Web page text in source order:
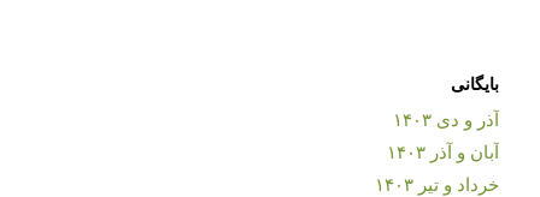
بایگانی
آذر و دی ۱۴۰۳
آبان و آذر ۱۴۰۳
خرداد و تیر ۱۴۰۳